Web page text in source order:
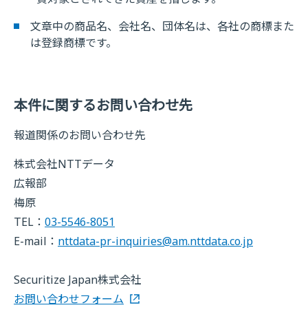
文章中の商品名、会社名、団体名は、各社の商標また
は登録商標です。
本件に関するお問い合わせ先
報道関係のお問い合わせ先
株式会社NTTデータ
広報部
梅原
TEL： 03-5546-8051
E-mail： nttdata-pr-inquiries@am.nttdata.co.jp
Securitize Japan株式会社
お問い合わせフォーム